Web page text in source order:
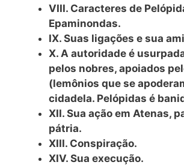
VIII. Caracteres de
Epaminondas.
IX. Suas ligações e sua
X. A autoridade é
pelos nobres, apoiados
(lemônios que se
cidadela. Pelópidas é
XII. Sua ação em Atenas,
pátria.
XIII. Conspiração.
XIV. Sua execução.